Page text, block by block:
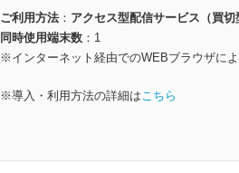
ご利用方法
アクセス型配信サービス（買切
同時使用端末数
1
※インターネット経由でのWEBブラウザに
※導入・利用方法の詳細はこちら